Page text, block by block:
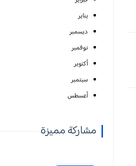
يناير
ديسمبر
نوفمبر
أكتوبر
سبتمبر
أغسطس
مشاركة مميزة